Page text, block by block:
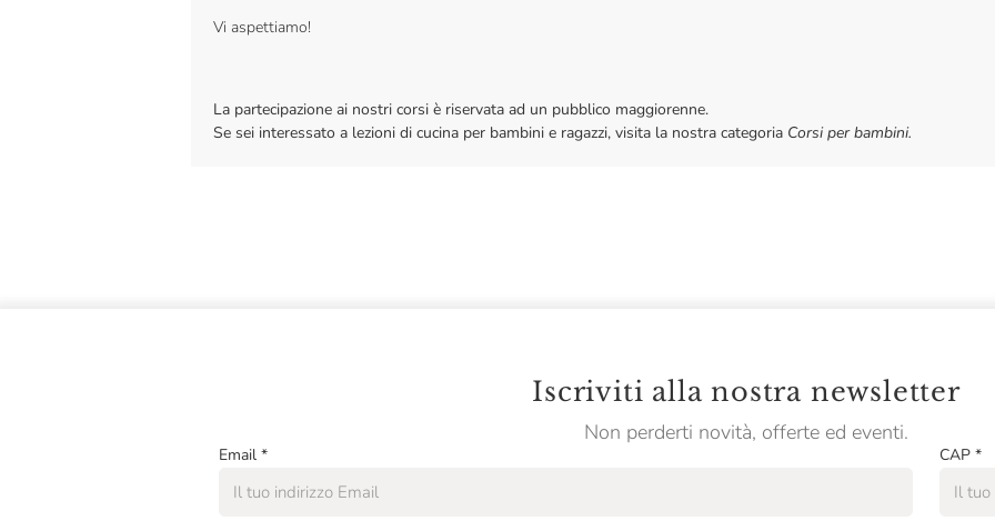
Vi aspettiamo!
La partecipazione ai nostri corsi è riservata ad un pubblico maggiorenne.
Se sei interessato a lezioni di cucina per bambini e ragazzi, visita la nostra categoria Corsi per bambini.
Iscriviti alla nostra newsletter
Non perderti novità, offerte ed eventi.
Email * CAP *